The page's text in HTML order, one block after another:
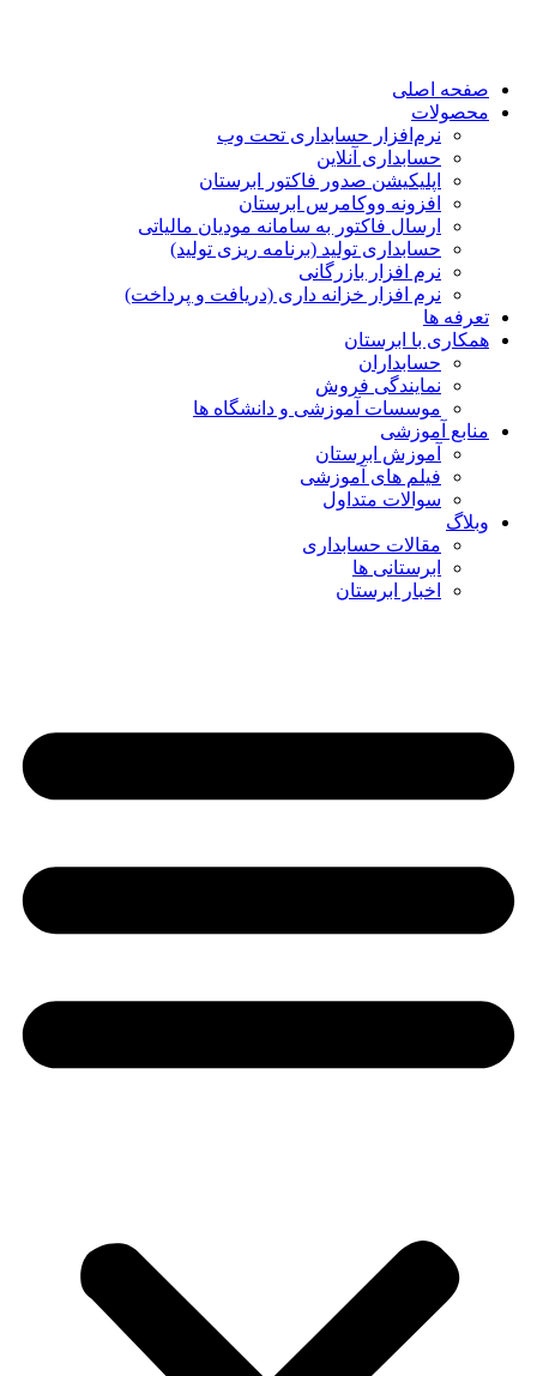
صفحه اصلی
محصولات
نرم‌افزار حسابداری تحت وب
حسابداری آنلاین
اپلیکیشن صدور فاکتور ابرستان
افزونه ووکامرس ابرستان
ارسال فاکتور به سامانه مودیان مالیاتی
حسابداری تولید (برنامه ریزی تولید)
نرم افزار بازرگانی
نرم افزار خزانه داری (دریافت و پرداخت)
تعرفه ها
همکاری با ابرستان
حسابداران
نمایندگی فروش
موسسات آموزشی و دانشگاه ها
منابع آموزشی
آموزش ابرستان
فیلم های آموزشی
سوالات متداول
وبلاگ
مقالات حسابداری
ابرستانی ها
اخبار ابرستان